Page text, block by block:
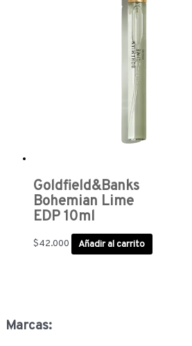
Marcas:
Goldfield&Banks
Bohemian Lime
EDP 10ml
$42.000 Añadir al carrito